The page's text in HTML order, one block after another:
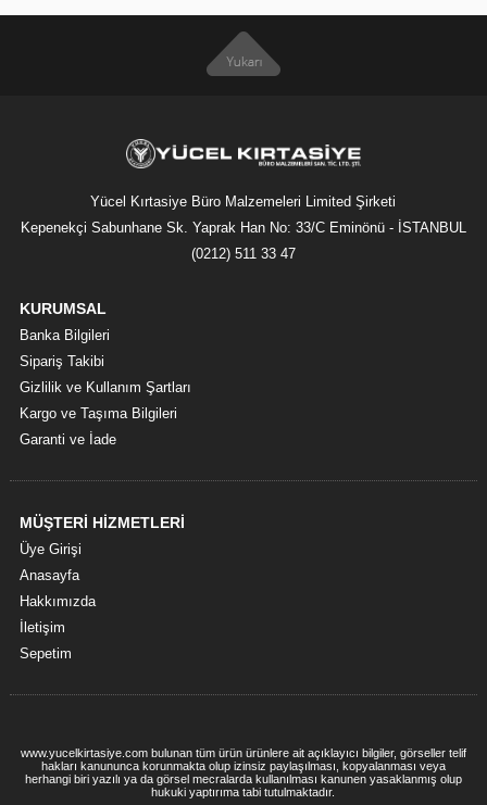
Yücel Kırtasiye Büro Malzemeleri Limited Şirketi
Kepenekçi Sabunhane Sk. Yaprak Han No: 33/C Eminönü - İSTANBUL
(0212) 511 33 47
KURUMSAL
Banka Bilgileri
Sipariş Takibi
Gizlilik ve Kullanım Şartları
Kargo ve Taşıma Bilgileri
Garanti ve İade
MÜŞTERİ HİZMETLERİ
Üye Girişi
Anasayfa
Hakkımızda
İletişim
Sepetim
www.yucelkirtasiye.com bulunan tüm ürün ürünlere ait açıklayıcı bilgiler, görseller telif
hakları kanununca korunmakta olup izinsiz paylaşılması, kopyalanması veya
herhangi biri yazılı ya da görsel mecralarda kullanılması kanunen yasaklanmış olup
hukuki yaptırıma tabi tutulmaktadır.